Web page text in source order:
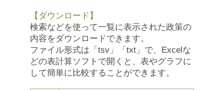
【ダウンロード】
検索などを使って一覧に表示された政策の
内容をダウンロードできます。
ファイル形式は「tsv」「txt」で、Excelな
どの表計算ソフトで開くと、表やグラフに
して簡単に比較することができます。